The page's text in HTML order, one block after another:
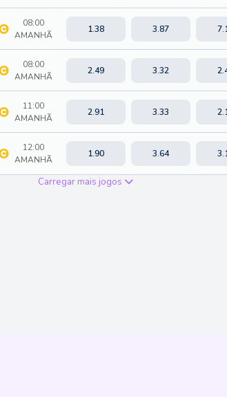
08:00
AMANHÃ
1.38 3.87
08:00
AMANHÃ
2.49 3.32
11:00
AMANHÃ
2.91 3.33
12:00
AMANHÃ
1.90 3.64
Carregar mais jogos